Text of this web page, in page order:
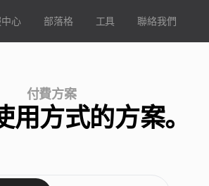
心 部落格 工具 聯絡我們
付費方案
用方式的方案。